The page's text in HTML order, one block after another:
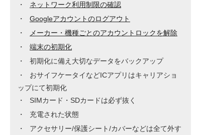
ネットワーク利用制限の確認
Googleアカウントのログアウト
メーカー・機種ごとのアカウントロックを解除
端末の初期化
初期化に備え大切なデータをバックアップ
おサイフケータイなどICアプリはキャリアショ
ップにて初期化
SIMカード・SDカードは必ず抜く
充電された状態
アクセサリー/保護シート/カバーなどは全て外す